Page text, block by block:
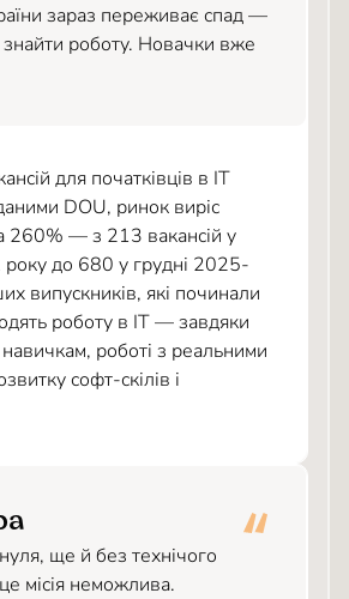
зараз переживає спад —
роботу. Новачки вже
для початківців в IT
DOU, ринок виріс
260% — з 213 вакансій у
року до 680 у грудні 2025-
випускників, які починали
роботу в IT — завдяки
роботі з реальними
софт-скілів і
ще й без технічого
місія неможлива.